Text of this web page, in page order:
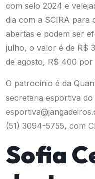
com selo 2024 e
dia com a SCIRA para
abertas e podem ser
julho, o valor é de R$
de agosto, R$ 400 por
O patrocínio é da
secretaria esportiva
(51) 3094-5755, com
Sofia